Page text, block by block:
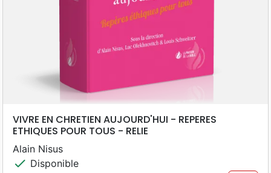
VIVRE EN CHRETIEN AUJOURD'HUI - REPERES
ETHIQUES POUR TOUS - RELIE
Alain Nisus
check Disponible